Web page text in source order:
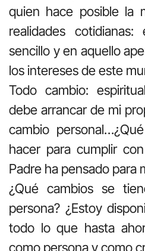
quien hace posible la
realidades
sencillo y en aquello
los intereses de este
Todo cambio:
debe arrancar de mi
cambio
hacer para cumplir
Padre ha pensado para
¿Qué cambios se
persona? ¿Estoy
todo lo que hasta
como persona y como